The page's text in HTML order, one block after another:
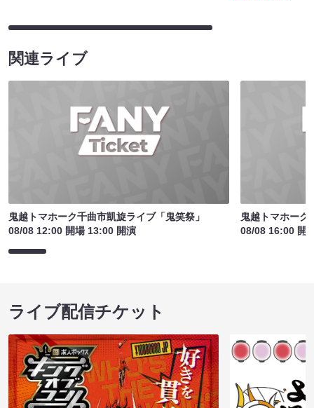
関連ライブ
鬼越トマホーク千曲市凱旋ライブ「鬼笑祭」
08/08 12:00 開場 13:00 開演
鬼越トマホーク
08/08 16:00 開
ライブ配信チケット